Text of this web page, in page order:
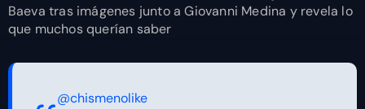
Baeva tras imágenes junto a Giovanni Medina y revela lo
que muchos querían saber
@chismenolike